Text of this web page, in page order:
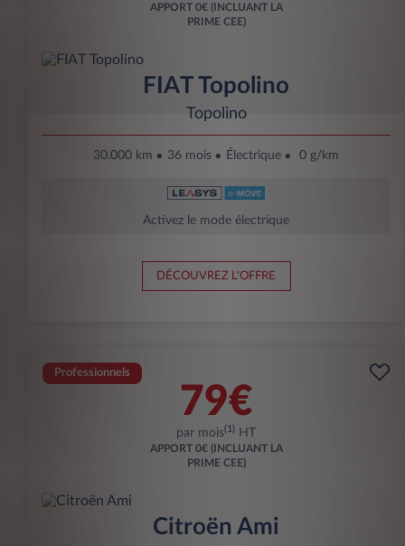
APPORT 0€ (INCLUANT LA
PRIME CEE)
FIAT Topolino
Topolino
30.000 km 36 mois Électrique 0 g/km
Activez le mode électrique
DÉCOUVREZ L'OFFRE
Professionnels
79€
par mois(1) HT
APPORT 0€ (INCLUANT LA
PRIME CEE)
Citroën Ami